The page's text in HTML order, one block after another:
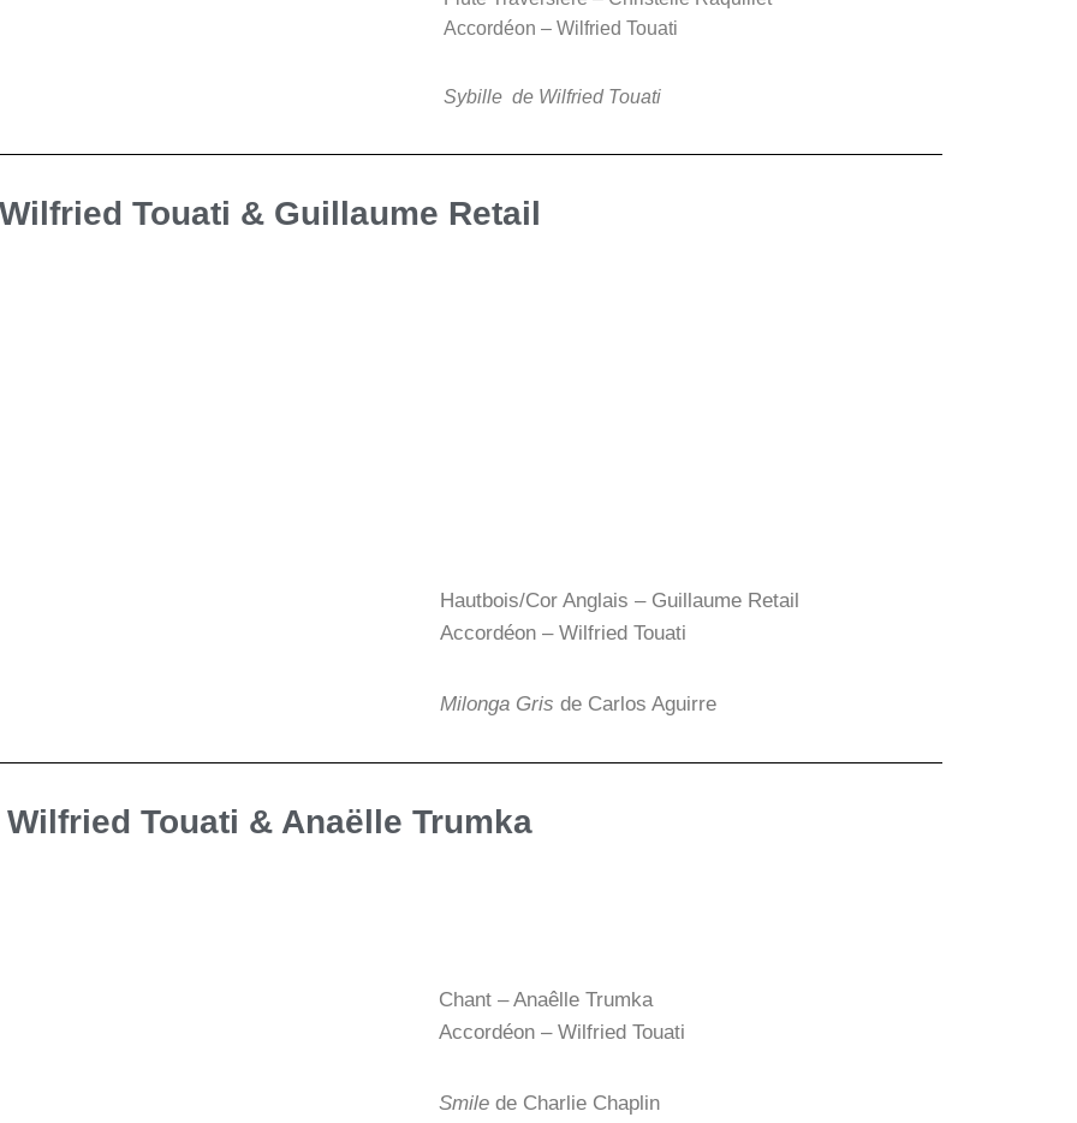
Accordéon – Wilfried Touati
Sybille de Wilfried Touati
Touati & Guillaume Retail
Hautbois/Cor Anglais – Guillaume Retail
Accordéon – Wilfried Touati
Milonga Gris de Carlos Aguirre
Wilfried Touati & Anaëlle Trumka
Chant – Anaêlle Trumka
Accordéon – Wilfried Touati
Smilede Charlie Chaplin